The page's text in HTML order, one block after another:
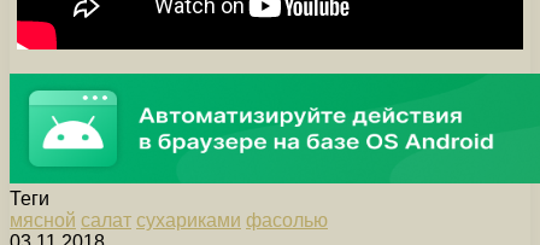
Теги
мясной салат сухариками фасолью